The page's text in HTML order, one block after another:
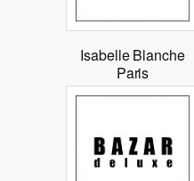
Isabelle Blanche
Paris